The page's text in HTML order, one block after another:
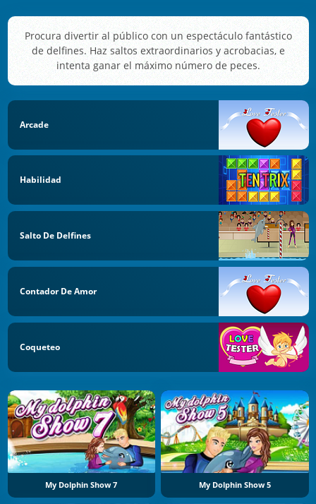
Procura divertir al público con un espectáculo fantástico
de delfines. Haz saltos extraordinarios y acrobacias, e
intenta ganar el máximo número de peces.
Arcade
Habilidad
Salto De Delfines
Contador De Amor
Coqueteo
My Dolphin Show 7 My Dolphin Show 5